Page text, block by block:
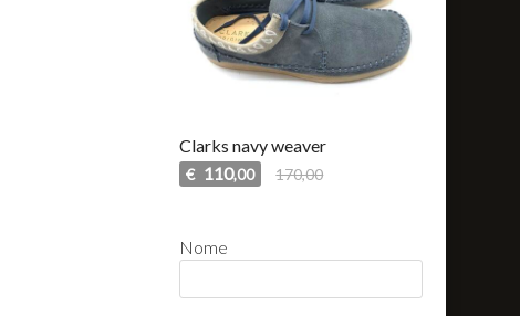
Clarks navy weaver
€ 110,00 170,00
Nome